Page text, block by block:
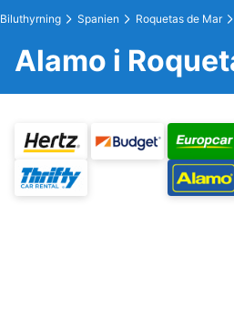
Biluthyrning Spanien Roquetas de Mar
Alamo i